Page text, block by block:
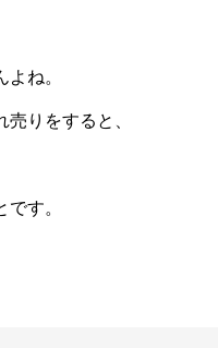
ね。
りをすると、
す。